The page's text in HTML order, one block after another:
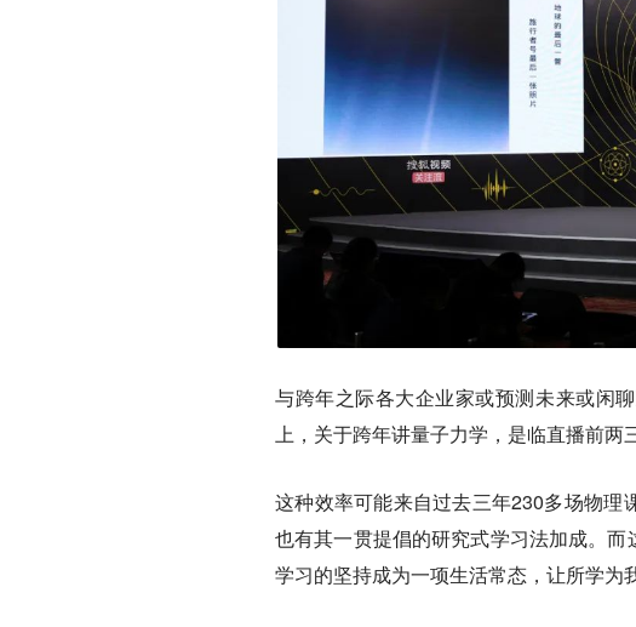
与跨年之际各大企业家或预测未来或闲
上，关于跨年讲量子力学，是临直播前两
这种效率可能来自过去三年230多场物
也有其一贯提倡的研究式学习法加成。
学习的坚持成为一项生活常态，让所学为